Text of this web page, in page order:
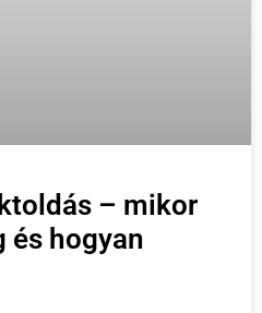
– mikor
és hogyan